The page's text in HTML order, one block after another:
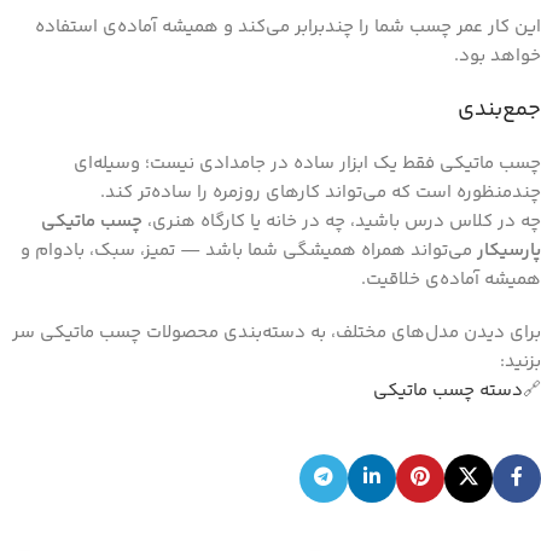
این کار عمر چسب شما را چندبرابر می‌کند و همیشه آماده‌ی استفاده
خواهد بود.
جمع‌بندی
چسب ماتیکی فقط یک ابزار ساده در جامدادی نیست؛ وسیله‌ای
چندمنظوره است که می‌تواند کارهای روزمره را ساده‌تر کند.
چه در کلاس درس باشید، چه در خانه یا کارگاه هنری، چسب ماتیکی
پارسیکار می‌تواند همراه همیشگی شما باشد — تمیز، سبک، بادوام و
همیشه آماده‌ی خلاقیت.
برای دیدن مدل‌های مختلف، به دسته‌بندی محصولات چسب ماتیکی سر
بزنید:
🔗دسته چسب ماتیکی